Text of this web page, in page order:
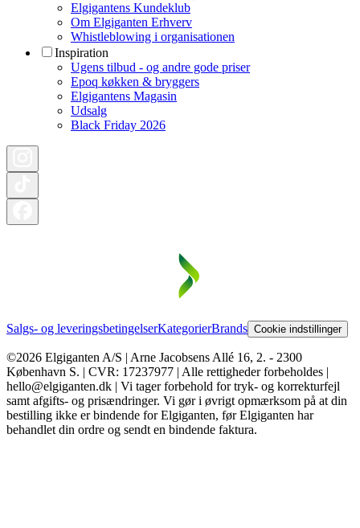
Elgigantens Kundeklub
Om Elgiganten Erhverv
Whistleblowing i organisationen
Inspiration
Ugens tilbud - og andre gode priser
Epoq køkken & bryggers
Elgigantens Magasin
Udsalg
Black Friday 2026
Salgs- og leveringsbetingelserKategorierBrands Cookie indstillinger
©2026 Elgiganten A/S | Arne Jacobsens Allé 16, 2. - 2300
København S. | CVR: 17237977 | Alle rettigheder forbeholdes |
hello@elgiganten.dk | Vi tager forbehold for tryk- og korrekturfejl
samt afgifts- og prisændringer. Vi gør i øvrigt opmærksom på at din
bestilling ikke er bindende for Elgiganten, før Elgiganten har
behandlet din ordre og sendt en bindende faktura.